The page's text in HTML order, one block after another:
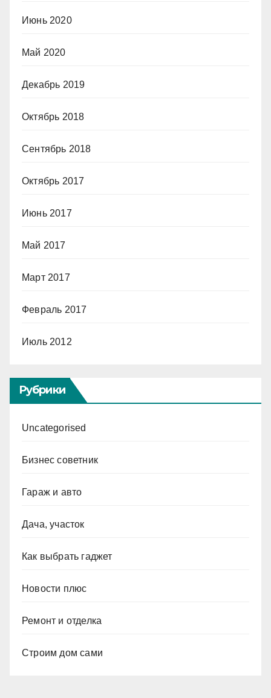
Июнь 2020
Май 2020
Декабрь 2019
Октябрь 2018
Сентябрь 2018
Октябрь 2017
Июнь 2017
Май 2017
Март 2017
Февраль 2017
Июль 2012
Рубрики
Uncategorised
Бизнес советник
Гараж и авто
Дача, участок
Как выбрать гаджет
Новости плюс
Ремонт и отделка
Строим дом сами